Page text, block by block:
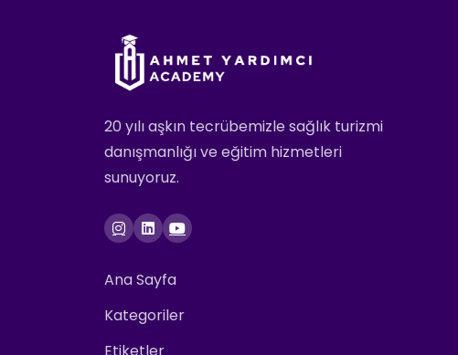
20 yılı aşkın tecrübemizle sağlık turizmi
danışmanlığı ve eğitim hizmetleri
sunuyoruz.
Ana Sayfa
Kategoriler